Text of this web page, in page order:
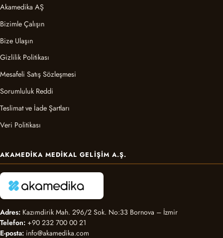
Akamedika AŞ
Bizimle Çalışın
Bize Ulaşın
Gizlilik Politikası
Mesafeli Satış Sözleşmesi
Sorumluluk Reddi
Teslimat ve İade Şartları
Veri Politikası
AKAMEDIKA MEDIKAL GELIŞIM A.Ş.
Adres: Kazımdirik Mah. 296/2 Sok. No:33 Bornova – İzmir
Telefon: +90 232 700 00 21
E-posta: info@akamedika.com